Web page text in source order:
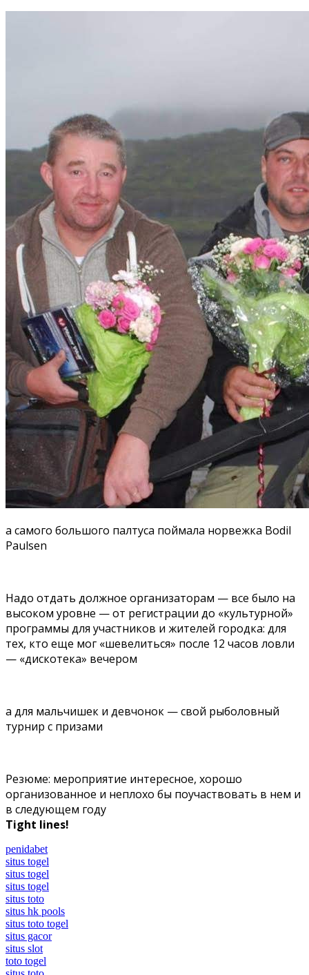
а cамого большого палтуса поймала норвежка Bodil
Paulsen
Надо отдать должное организаторам — все было на
высоком уровне — от регистрации до «культурной»
программы для участников и жителей городка: для
тех, кто еще мог «шевелиться» после 12 часов ловли
— «дискотека» вечером
а для мальчишек и девчонок — свой рыболовный
турнир с призами
Резюме: мероприятие интересное, хорошо
организованное и неплохо бы поучаствовать в нем и
в следующем году
Tight lines!
penidabet
situs togel
situs togel
situs togel
situs toto
situs hk pools
situs toto togel
situs gacor
situs slot
toto togel